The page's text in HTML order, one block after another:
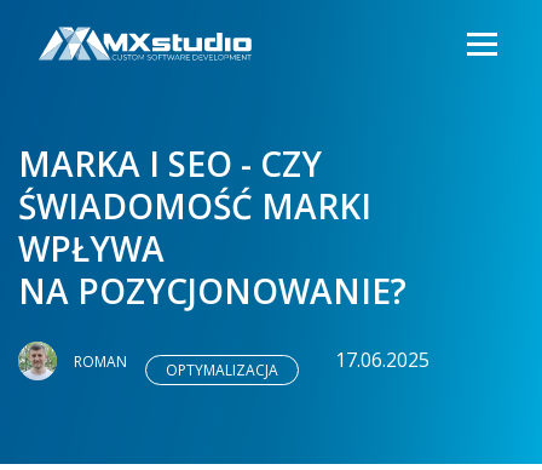
MARKA I SEO - CZY
ŚWIADOMOŚĆ MARKI
WPŁYWA
NA POZYCJONOWANIE?
ROMAN OPTYMALIZACJA 17.06.2025